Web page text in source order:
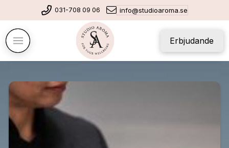
031-708 09 06 info@studioaroma.se
Erbjudande